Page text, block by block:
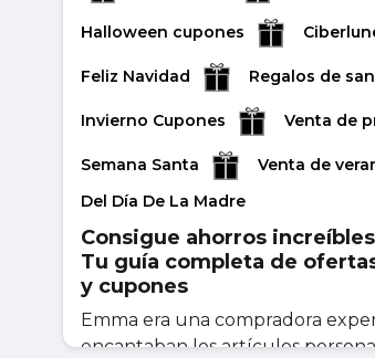
Halloween cupones
Feliz Navidad Regalos de
Invierno Cupones Venta de
Semana Santa Venta de
Del Día De La Madre
Consigue ahorros
Tu guía completa de
y cupones
Emma era una compradora
encantaban los artículos